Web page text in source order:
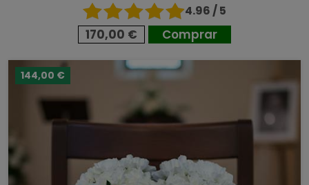
4.96 / 5
170,00 € Comprar
144,00 €